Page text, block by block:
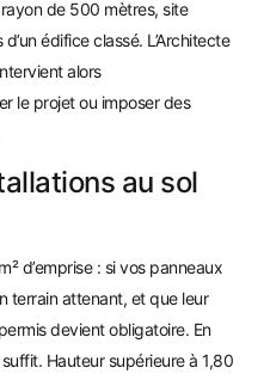
de 500 mètres, site
édifice classé. L’Architecte
alors
le projet ou imposer des
au sol
d’emprise : si vos panneaux
terrain attenant, et que leur
devient obligatoire. En
Hauteur supérieure à 1,80